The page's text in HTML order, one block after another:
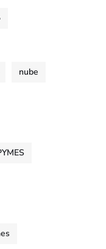
nube